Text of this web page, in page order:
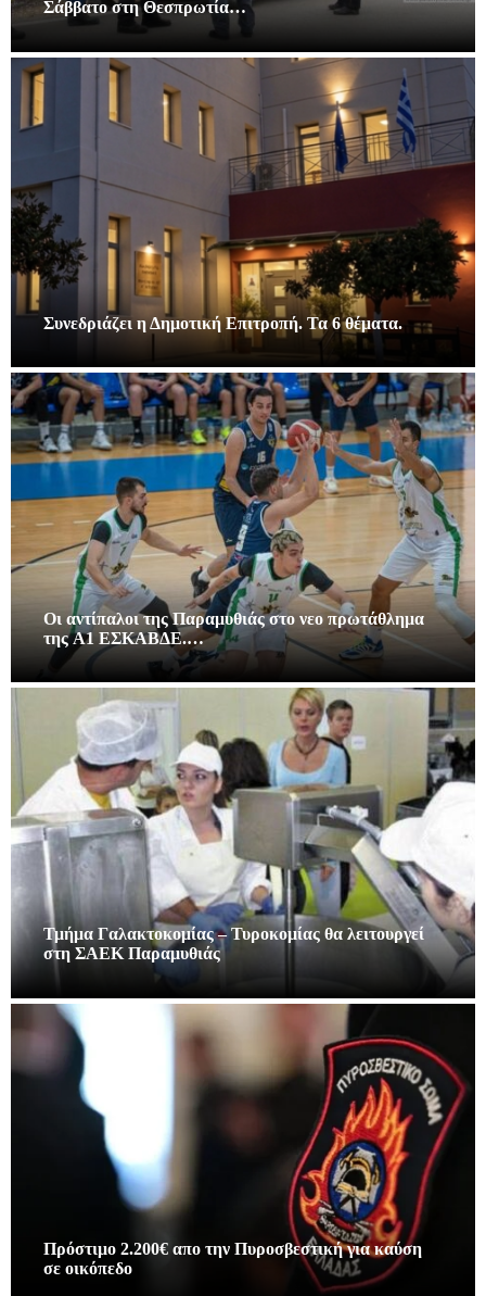
Σάββατο στη Θεσπρωτία…
Συνεδριάζει η Δημοτική Επιτροπή. Τα 6 θέματα.
Οι αντίπαλοι της Παραμυθιάς στο νεο πρωτάθλημα
της A1 ΕΣΚΑΒΔΕ.…
Τμήμα Γαλακτοκομίας – Τυροκομίας θα λειτουργεί
στη ΣΑΕΚ Παραμυθιάς
Πρόστιμο 2.200€ απο την Πυροσβεστική για καύση
σε οικόπεδο